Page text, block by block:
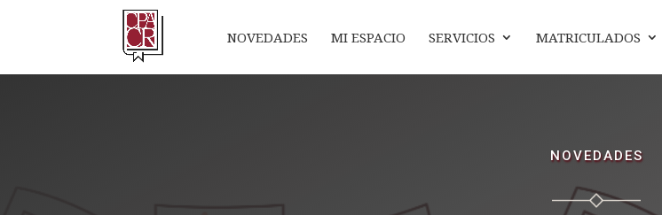
NOVEDADES MI ESPACIO SERVICIOS MATRICULADOS
NOVEDADES